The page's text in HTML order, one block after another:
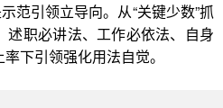
范引领立导向。从“关键少数”抓
述职必讲法、工作必依法、自身
下引领强化用法自觉。